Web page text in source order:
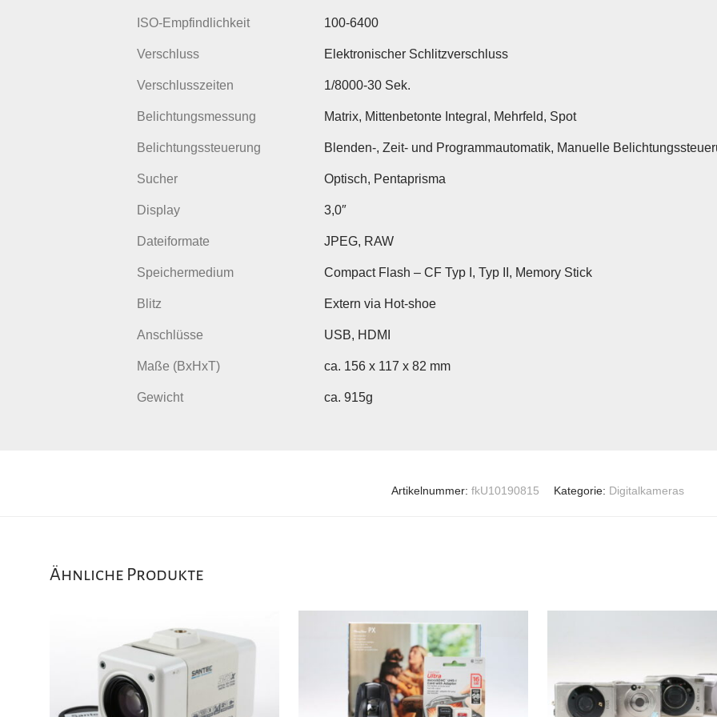
ISO-Empfindlichkeit 100-6400
Verschluss Elektronischer Schlitzverschluss
Verschlusszeiten 1/8000-30 Sek.
Belichtungsmessung Matrix, Mittenbetonte Integral, Mehrfeld, Spot
Belichtungssteuerung Blenden-, Zeit- und Programmautomatik, Manuelle
Sucher Optisch, Pentaprisma
Display 3,0″
Dateiformate JPEG, RAW
Speichermedium Compact Flash – CF Typ I, Typ II, Memory Stick
Blitz Extern via Hot-shoe
Anschlüsse USB, HDMI
Maße (BxHxT) ca. 156 x 117 x 82 mm
Gewicht ca. 915g
Artikelnummer: fkU10190815 Kategorie: Digitalkameras
Ähnliche Produkte